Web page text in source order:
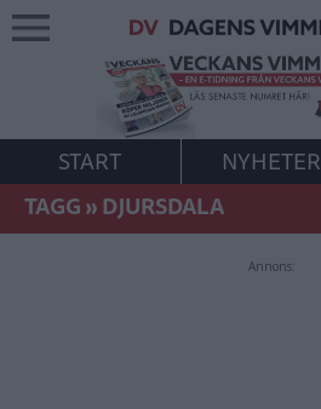
START NYHETER
TAGG»DJURSDALA
Annons: